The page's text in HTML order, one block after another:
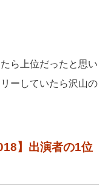
ら上位だったと思い
ーしていたら沢山の
】出演者の1位